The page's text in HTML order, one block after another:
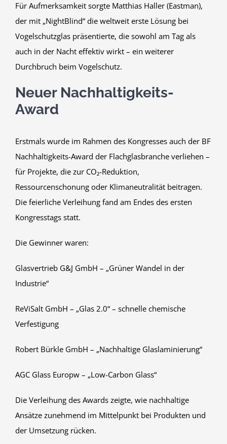
Für Aufmerksamkeit sorgte Matthias Haller (Eastman),
der mit „NightBlind“ die weltweit erste Lösung bei
Vogelschutzglas präsentierte, die sowohl am Tag als
auch in der Nacht effektiv wirkt – ein weiterer
Durchbruch beim Vogelschutz.
Neuer Nachhaltigkeits-
Award
Erstmals wurde im Rahmen des Kongresses auch der BF
Nachhaltigkeits-Award der Flachglasbranche verliehen –
für Projekte, die zur CO₂-Reduktion,
Ressourcenschonung oder Klimaneutralität beitragen.
Die feierliche Verleihung fand am Endes des ersten
Kongresstags statt.
Die Gewinner waren:
Glasvertrieb G&J GmbH – „Grüner Wandel in der
Industrie“
ReViSalt GmbH – „Glas 2.0“ – schnelle chemische
Verfestigung
Robert Bürkle GmbH – „Nachhaltige Glaslaminierung“
AGC Glass Europw – „Low-Carbon Glass“
Die Verleihung des Awards zeigte, wie nachhaltige
Ansätze zunehmend im Mittelpunkt bei Produkten und
der Umsetzung rücken.